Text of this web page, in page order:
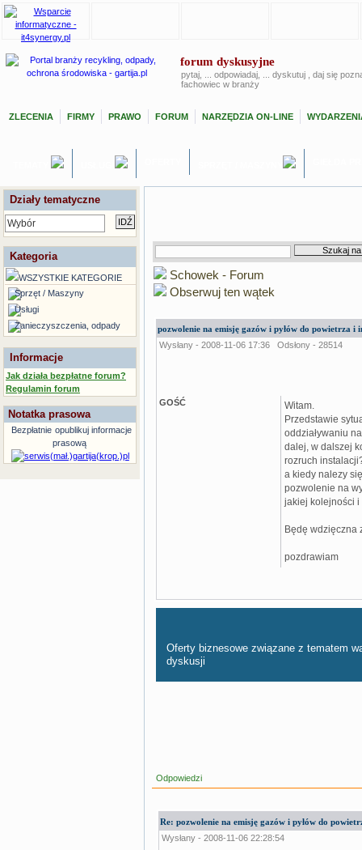
forum dyskusyjne
pytaj, ... odpowiadaj, ... dyskutuj , daj się
fachowiec w branży
ZLECENIA FIRMY PRAWO FORUM NARZĘDZIA ON-LINE
Działy tematyczne
Wybór
Kategoria
WSZYSTKIE KATEGORIE
Sprzęt / Maszyny
Usługi
Zanieczyszczenia, odpady
Informacje
Jak działa bezpłatne forum?
Regulamin forum
Notatka prasowa
Bezpłatnie opublikuj informacje
prasową
Schowek - Forum
Obserwuj ten wątek
pozwolenie na emisję gazów i pyłów do powietrza i
Wysłany - 2008-11-06 17:36
Odsłony - 28514
GOŚĆ
Witam.
Przedstawie
oddziaływaniu
dalej, w dalszej
rozruch
a kiedy nalezy
pozwolenie na
jakiej kolejności i
Będę wdzięczna
pozdrawiam
Oferty biznesowe związane z tematem
dyskusji
Odpowiedzi
Re: pozwolenie na emisję gazów i pyłów do
Wysłany - 2008-11-06 22:28:54